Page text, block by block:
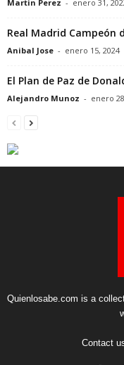
Martin Perez - enero 31,
Real Madrid Campeón
Anibal Jose - enero 15, 2024
El Plan de Paz de
Alejandro Munoz - enero
Quienlosabe.com is a
Contact